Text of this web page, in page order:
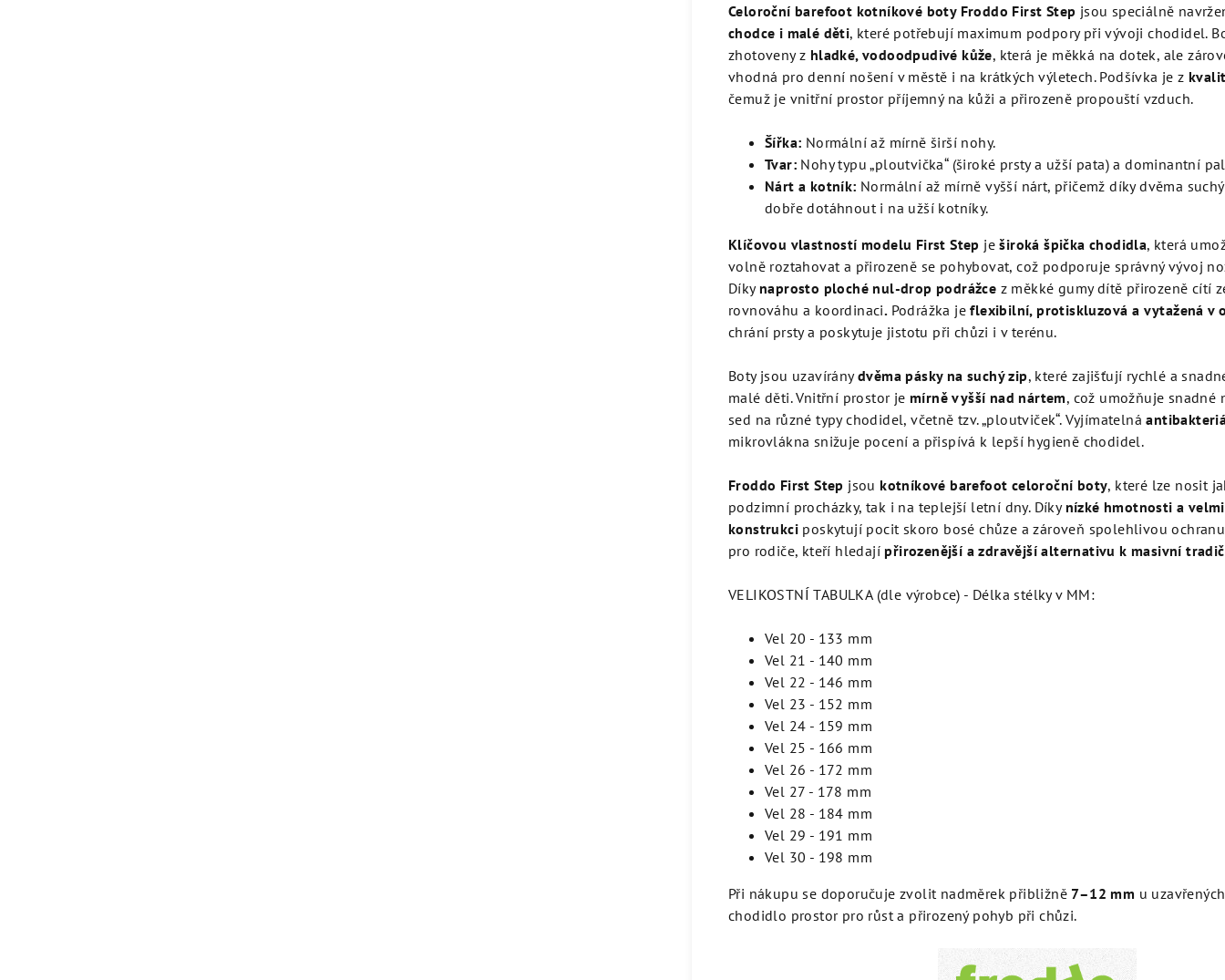
Celoroční barefoot kotníkové boty Froddo First Step jsou speciálně
chodce i malé děti, které potřebují maximum podpory při vývoji chodidel.
zhotoveny z hladké, vodoodpudivé kůže, která je měkká na dotek, ale
vhodná pro denní nošení v městě i na krátkých výletech. Podšívka je z
čemuž je vnitřní prostor příjemný na kůži a přirozeně propouští vzduch.
Šířka: Normální až mírně širší nohy.
Tvar: Nohy typu „ploutvička“ (široké prsty a užší pata) a dominantní
Nárt a kotník: Normální až mírně vyšší nárt, přičemž díky dvěma
dobře dotáhnout i na užší kotníky.
Klíčovou vlastností modelu First Step je široká špička chodidla, která
volně roztahovat a přirozeně se pohybovat, což podporuje správný vývoj
Díky naprosto ploché nul‑drop podrážce z měkké gumy dítě přirozeně cítí
rovnováhu a koordinaci. Podrážka je flexibilní, protiskluzová a vytažená v
chrání prsty a poskytuje jistotu při chůzi i v terénu.
Boty jsou uzavírány dvěma pásky na suchý zip, které zajišťují rychlé a
malé děti. Vnitřní prostor je mírně vyšší nad nártem, což umožňuje snadné
sed na různé typy chodidel, včetně tzv. „ploutviček“. Vyjímatelná
mikrovlákna snižuje pocení a přispívá k lepší hygieně chodidel.
Froddo First Step jsou kotníkové barefoot celoroční boty, které lze nosit
podzimní procházky, tak i na teplejší letní dny. Díky nízké hmotnosti a
konstrukci poskytují pocit skoro bosé chůze a zároveň spolehlivou
pro rodiče, kteří hledají přirozenější a zdravější alternativu k masivní
VELIKOSTNÍ TABULKA (dle výrobce) - Délka stélky v MM:
Vel 20 - 133 mm
Vel 21 - 140 mm
Vel 22 - 146 mm
Vel 23 - 152 mm
Vel 24 - 159 mm
Vel 25 - 166 mm
Vel 26 - 172 mm
Vel 27 - 178 mm
Vel 28 - 184 mm
Vel 29 - 191 mm
Vel 30 - 198 mm
Při nákupu se doporučuje zvolit nadměrek přibližně 7–12 mm u
chodidlo prostor pro růst a přirozený pohyb při chůzi.